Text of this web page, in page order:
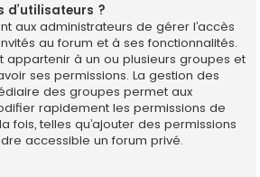
d’utilisateurs ?
aux administrateurs de gérer l’accès
au forum et à ses fonctionnalités.
à un ou plusieurs groupes et
ses permissions. La gestion des
des groupes permet aux
rapidement les permissions de
fois, telles qu’ajouter des permissions
accessible un forum privé.